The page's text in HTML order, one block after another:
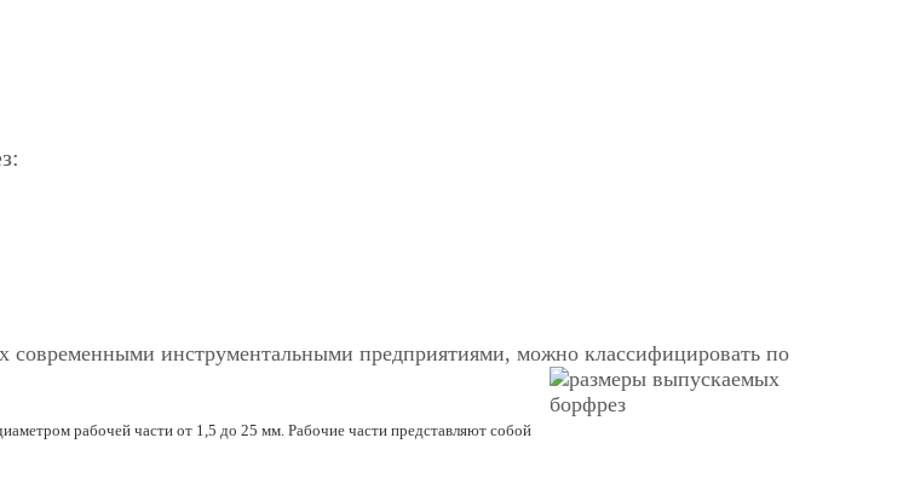
современными инструментальными предприятиями, можно классифицировать по
рабочей части от 1,5 до 25 мм. Рабочие части представляют собой